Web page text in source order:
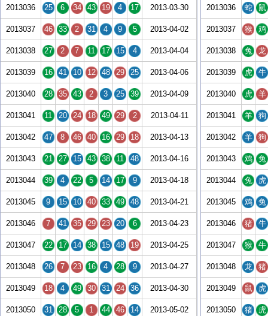
2013036 25 6 34 43 19 4 17 2013-03-30
2013037 46 33 2 31 4 9 5 2013-04-02
2013038 27 2 7 11 17 15 4 2013-04-04
2013039 16 41 10 12 48 29 25 2013-04-06
2013040 28 35 43 2 3 25 39 2013-04-09
2013041 11 20 24 18 49 29 2 2013-04-11
2013042 47 8 46 40 16 29 18 2013-04-13
2013043 21 27 15 43 38 11 48 2013-04-16
2013044 39 4 22 5 14 17 9 2013-04-18
2013045 9 15 10 40 33 49 48 2013-04-21
2013046 7 41 35 29 23 20 6 2013-04-23
2013047 22 17 14 38 15 48 19 2013-04-25
2013048 26 7 23 16 4 28 9 2013-04-27
2013049 18 4 49 30 31 24 36 2013-04-30
2013050 31 28 5 1 44 46 14 2013-05-02
2013036 蛇 鼠
2013037 猴 鸡
2013038 兔 龙
2013039 虎 牛
2013040 虎 羊
2013041 羊 狗
2013042 羊 狗
2013043 鸡 兔
2013044 兔 虎
2013045 鸡 兔
2013046 猪 牛
2013047 猴 牛
2013048 龙 猪
2013049 鼠 虎
2013050 猪 虎